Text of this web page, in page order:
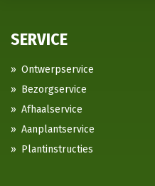
SERVICE
Ontwerpservice
Bezorgservice
Afhaalservice
Aanplantservice
Plantinstructies